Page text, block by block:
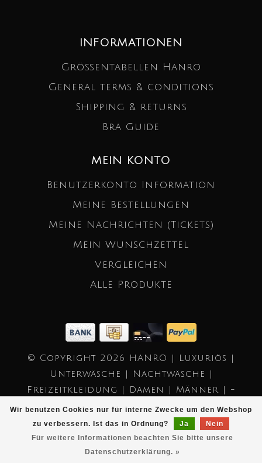
Wir benutzen Cookies nur für interne Zwecke um den Webshop
zu verbessern. Ist das in Ordnung?
Ja
Nein
Für weitere Informationen beachten Sie bitte unsere
Datenschutzerklärung. »
INFORMATIONEN
Größentabellen Hanro
General terms & conditions
Shipping & returns
Bra Guide
MEIN KONTO
Benutzerkonto Information
Meine Bestellungen
Meine Nachrichten (Tickets)
Mein Wunschzettel
Vergleichen
Alle Produkte
© Copyright 2026 HANRO | Luxuriös |
Unterwäsche | Nachtwäsche |
Freizeitkleidung | Damen | Männer | -
Powered by
Lightspeed
- Theme by
Dyvelopment